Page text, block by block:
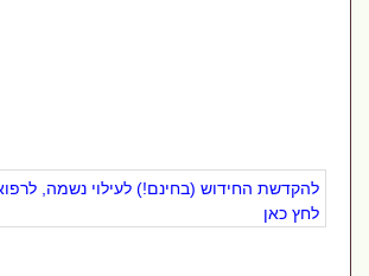
להקדשת החידוש (בחינם!) לעילוי נשמה,
לחץ כאן